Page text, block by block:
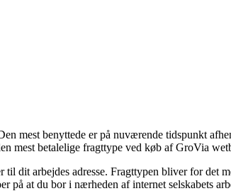
mest benyttede er på nuværende tidspunkt
mest betalelige fragttype ved køb af GroVia
dit arbejdes adresse. Fragttypen bliver for det
på at du bor i nærheden af internet selskabets